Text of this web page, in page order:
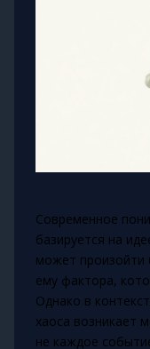
Современное
базируется на
может произойти
ему фактора,
Однако в
хаоса возникает
не каждое